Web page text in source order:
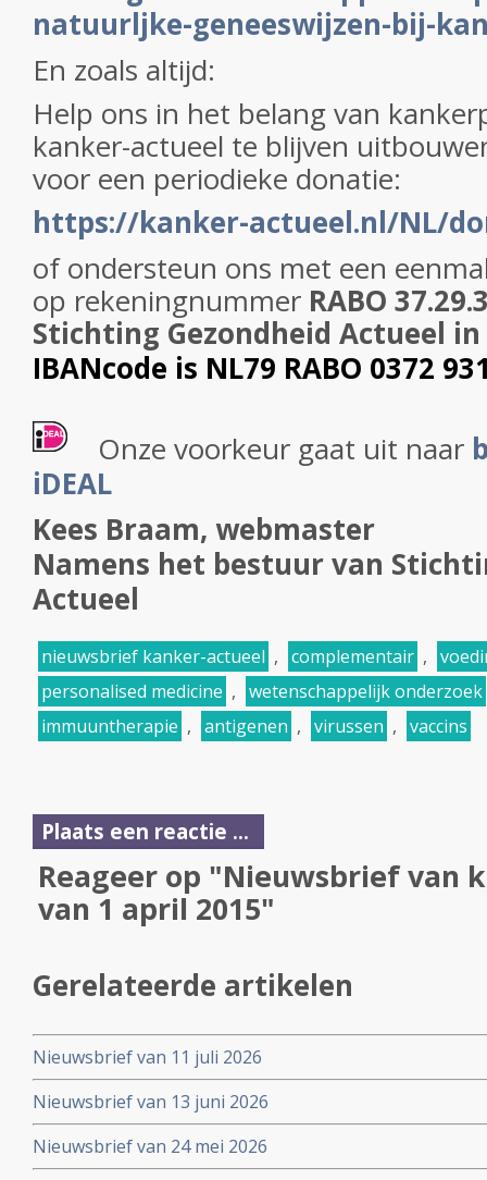
natuurljke-geneeswijzen-bij-
En zoals altijd:
Help ons in het belang van
kanker-actueel te blijven
voor een periodieke donatie:
https://kanker-actueel.nl/NL/
of ondersteun ons met een
op rekeningnummer RABO
Stichting Gezondheid Actueel
IBANcode is NL79 RABO 0372
Onze voorkeur gaat uit naar
iDEAL
Kees Braam, webmaster
Namens het bestuur van
Actueel
nieuwsbrief kanker-actueel , complementair ,
personalised medicine , wetenschappelijk onderzoek
immuuntherapie , antigenen , virussen , vaccins
Plaats een reactie ...
Reageer op "Nieuwsbrief van
van 1 april 2015"
Gerelateerde artikelen
Nieuwsbrief van 11 juli 2026
Nieuwsbrief van 13 juni 2026
Nieuwsbrief van 24 mei 2026